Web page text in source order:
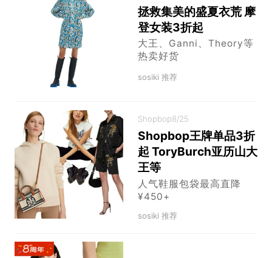
拯救集美的盛夏衣荒 摩
登女装3折起
大王、Ganni、Theory等
热卖好货
sosiki 推荐
Shopbop8/25
Shopbop王牌单品3折
起 ToryBurch亚历山大
王等
人气鞋服包袋最高直降
¥450+
sosiki 推荐